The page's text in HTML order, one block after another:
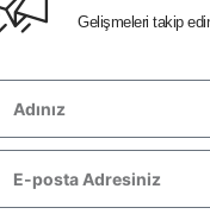
Gelişmeleri takip